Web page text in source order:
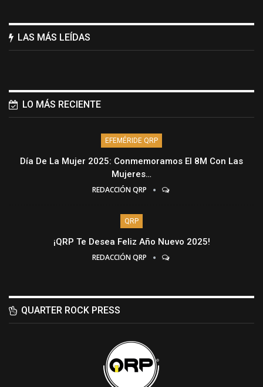
LAS MÁS LEÍDAS
LO MÁS RECIENTE
EFEMÉRIDE QRP
Día De La Mujer 2025: Conmemoramos El 8M Con Las
Mujeres…
REDACCIÓN QRP
QRP
¡QRP Te Desea Feliz Año Nuevo 2025!
REDACCIÓN QRP
QUARTER ROCK PRESS